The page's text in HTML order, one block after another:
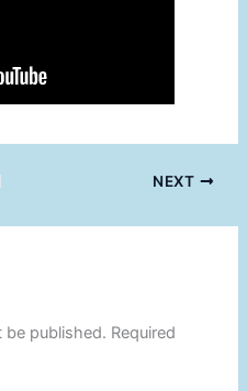
NEXT
be published. Required